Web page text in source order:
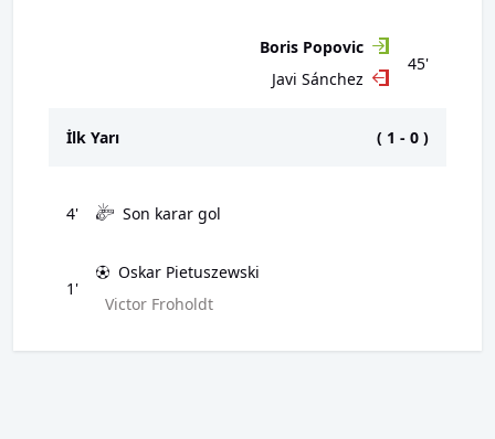
45'
Boris Popovic
Javi Sánchez
İlk Yarı ( 1 - 0 )
4' Son karar gol
1'
Oskar Pietuszewski
Victor Froholdt